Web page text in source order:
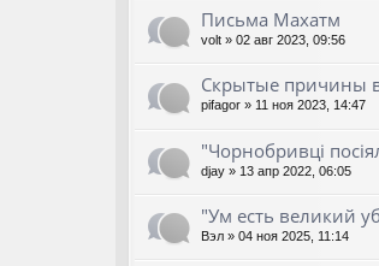
Письма Махатм
volt » 02 авг 2023, 09:56
Скрытые причины
pifagor » 11 ноя 2023, 14:47
"Чорнобривці
djay » 13 апр 2022, 06:05
"Ум есть великий
Вэл » 04 ноя 2025, 11:14